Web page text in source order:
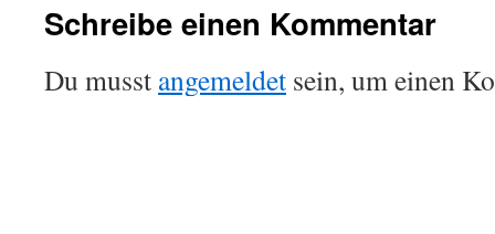
Schreibe einen Kommentar
Du musst angemeldet sein, um einen